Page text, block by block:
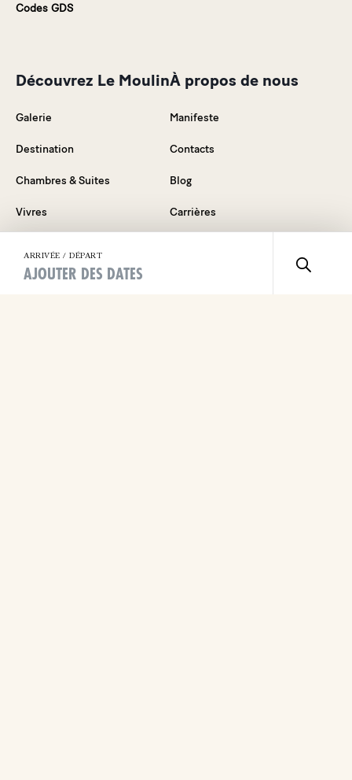
Codes GDS
Découvrez Le Moulin
Galerie
Destination
Chambres & Suites
Vivres
Bons Cadeaux
À propos de nous
Manifeste
Contacts
Blog
Carrières
Conditions Générales De Vente
ARRIVÉE / DÉPART
AJOUTER DES DATES